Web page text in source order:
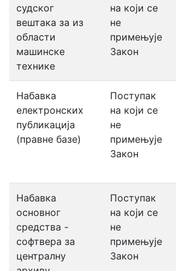
судског
вештака за из
области
машинске
технике
на који се
не
примењује
Закон
Набавка
електронских
публикација
(правне базе)
Поступак
на који се
не
примењује
Закон
Набавка
основног
средства -
софтвера за
централну
Поступак
на који се
не
примењује
Закон